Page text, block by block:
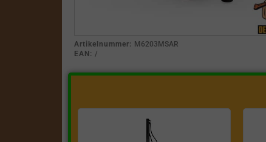
Artikelnummer: M6203MSAR
EAN: /